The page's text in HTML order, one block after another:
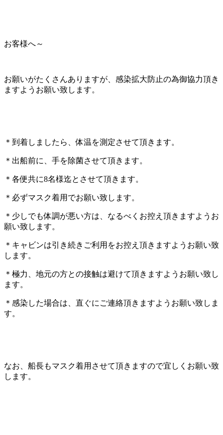
お客様へ～
お願いがたくさんありますが、感染拡大防止の為御協力頂き
ますようお願い致します。
＊到着しましたら、体温を測定させて頂きます。
＊出船前に、手を除菌させて頂きます。
＊各便共に8名様迄とさせて頂きます。
＊必ずマスク着用でお願い致します。
＊少しでも体調が悪い方は、なるべくお控え頂きますようお
願い致します。
＊キャビンは引き続きご利用をお控え頂きますようお願い致
します。
＊極力、地元の方との接触は避けて頂きますようお願い致し
ます。
＊感染した場合は、直ぐにご連絡頂きますようお願い致しま
す。
なお、船長もマスク着用させて頂きますので宜しくお願い致
します。